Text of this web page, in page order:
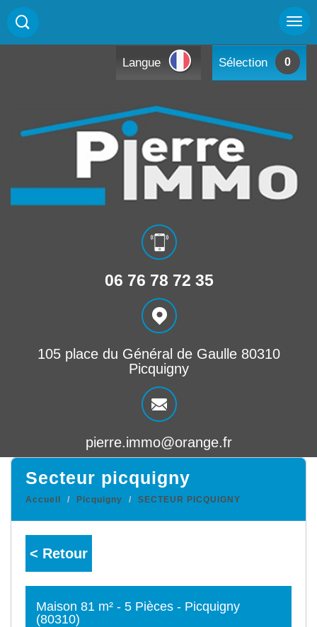
Langue Sélection 0
06 76 78 72 35
105 place du Général de Gaulle 80310
Picquigny
pierre.immo@orange.fr
secteur picquigny
Accueil Picquigny SECTEUR PICQUIGNY
< Retour
Maison 81 m² - 5 Pièces - Picquigny
(80310)